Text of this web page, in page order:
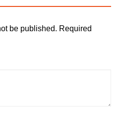
be published. Required